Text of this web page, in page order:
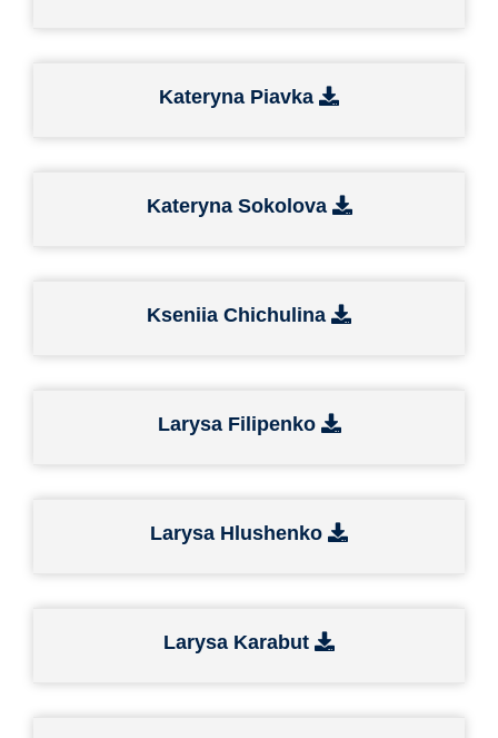
Kateryna Piavka
Kateryna Sokolova
Kseniia Chichulina
Larysa Filipenko
Larysa Hlushenko
Larysa Karabut